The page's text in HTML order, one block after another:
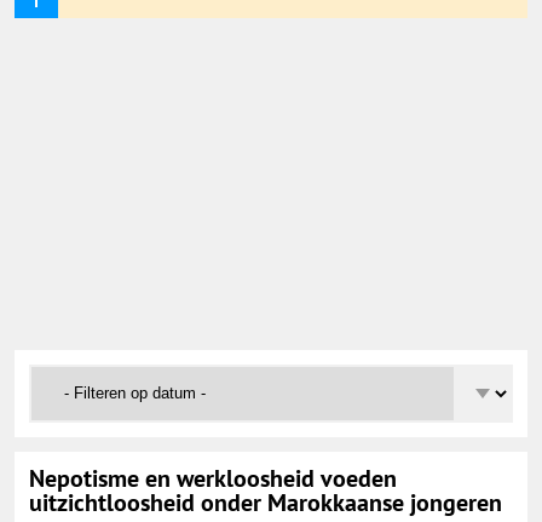
Yurls.net
Nepotisme en werkloosheid voeden
uitzichtloosheid onder Marokkaanse jongeren